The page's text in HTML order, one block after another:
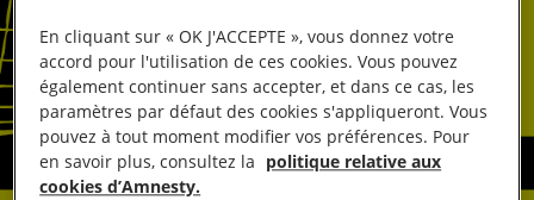
En cliquant sur « OK J'ACCEPTE », vous donnez votre
accord pour l'utilisation de ces cookies. Vous pouvez
également continuer sans accepter, et dans ce cas, les
paramètres par défaut des cookies s'appliqueront. Vous
pouvez à tout moment modifier vos préférences. Pour
en savoir plus, consultez la politique relative aux
cookies d’Amnesty.